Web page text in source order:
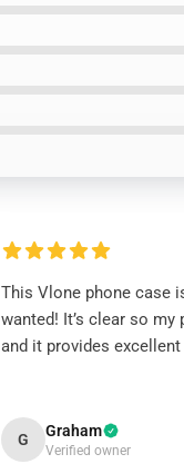
This Vlone phone case
wanted! It’s clear so
and it provides
G Graham
Verified owner